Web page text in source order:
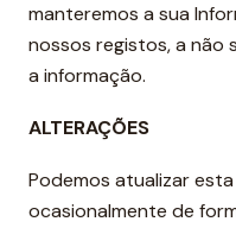
manteremos a sua
nossos registos, a não
a informação.
ALTERAÇÕES
Podemos atualizar
ocasionalmente de